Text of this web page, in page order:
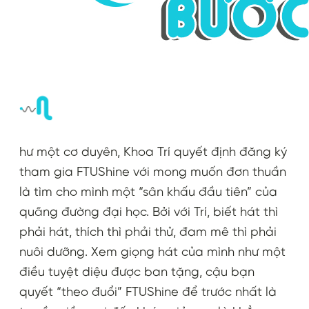
hư một cơ duyên, Khoa Trí quyết định đăng ký
tham gia FTUShine với mong muốn đơn thuần
là tìm cho mình một “sân khấu đầu tiên” của
quãng đường đại học. Bởi với Trí, biết hát thì
phải hát, thích thì phải thử, đam mê thì phải
nuôi dưỡng. Xem giọng hát của mình như một
điều tuyệt diệu được ban tặng, cậu bạn
quyết “theo đuổi” FTUShine để trước nhất là